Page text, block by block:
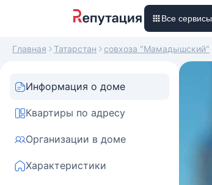
Все сервисы
Главная Татарстан совхоза "Мамадышский"
Информация о доме
Квартиры по адресу
Организации в доме
Характеристики